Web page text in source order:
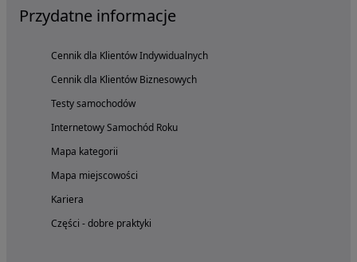
Przydatne informacje
Cennik dla Klientów Indywidualnych
Cennik dla Klientów Biznesowych
Testy samochodów
Internetowy Samochód Roku
Mapa kategorii
Mapa miejscowości
Kariera
Części - dobre praktyki